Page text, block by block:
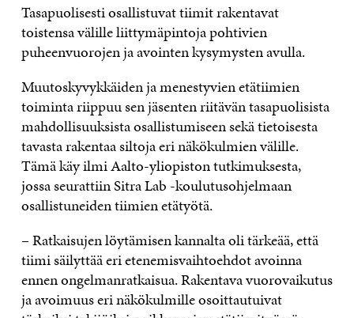
Tasapuolisesti osallistuvat tiimit rakentavat
toistensa välille liittymäpintoja pohtivien
puheenvuorojen ja avointen kysymysten avulla.
Muutoskyvykkäiden ja menestyvien etätiimien
toiminta riippuu sen jäsenten riitävän tasapuolisista
mahdollisuuksista osallistumiseen sekä tietoisesta
tavasta rakentaa siltoja eri näkökulmien välille.
Tämä käy ilmi Aalto-yliopiston tutkimuksesta,
jossa seurattiin Sitra Lab -koulutusohjelmaan
osallistuneiden tiimien etätyötä.
– Ratkaisujen löytämisen kannalta oli tärkeää, että
tiimi säilyttää eri etenemisvaihtoehdot avoinna
ennen ongelmanratkaisua. Rakentava vuorovaikutus
ja avoimuus eri näkökulmille osoittautuivat